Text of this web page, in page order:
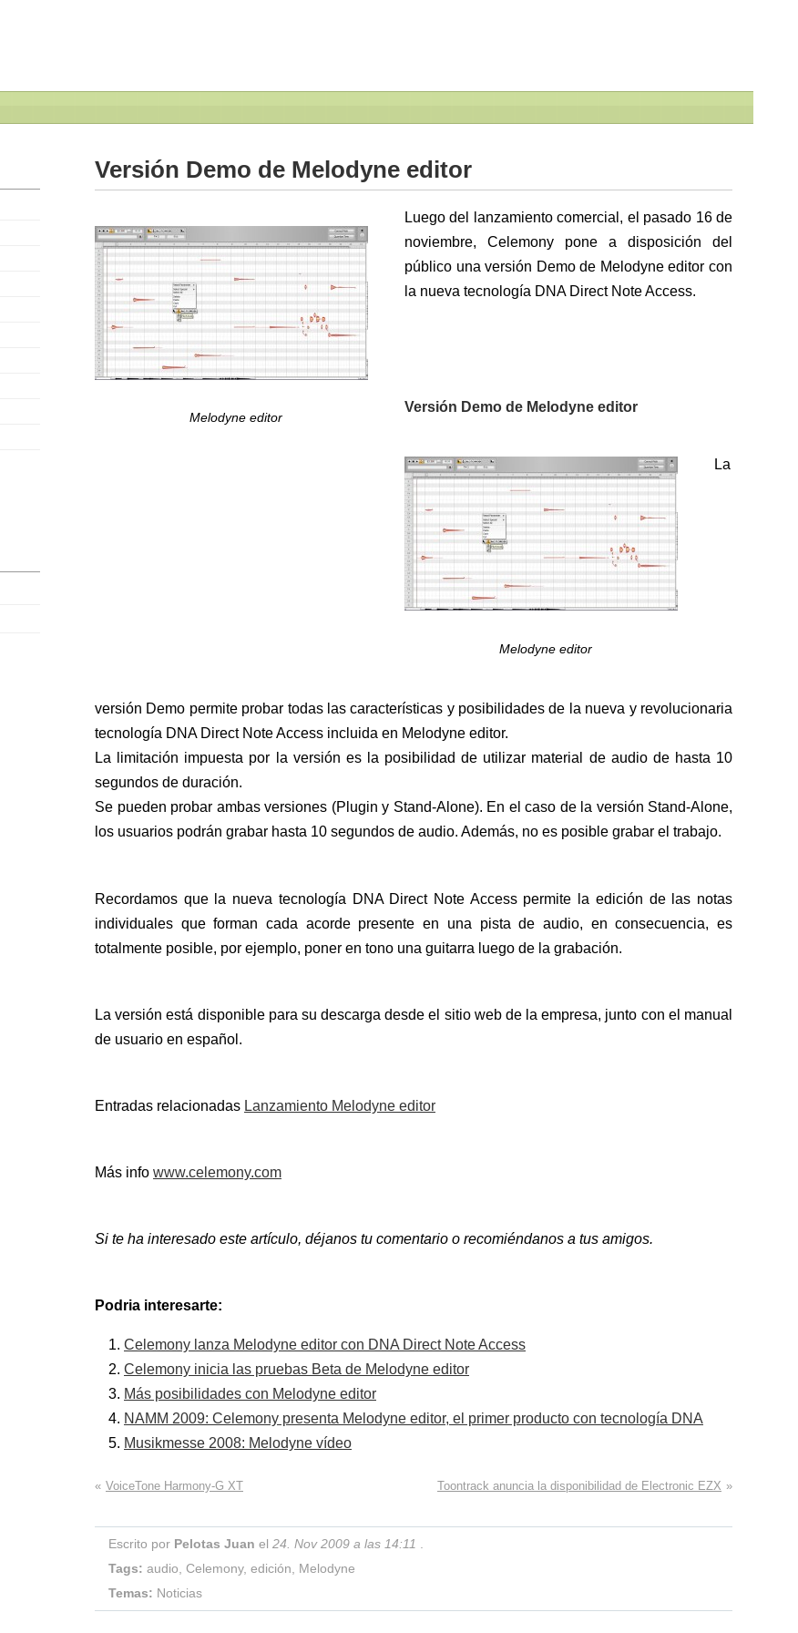
Versión Demo de Melodyne editor
Melodyne editor
Luego del lanzamiento comercial, el pasado 16 de
noviembre, Celemony pone a disposición del
público una versión Demo de Melodyne editor con
la nueva tecnología DNA Direct Note Access.
Versión Demo de Melodyne editor
Melodyne editor
La
versión Demo permite probar todas las características y posibilidades de la nueva y revolucionaria
tecnología DNA Direct Note Access incluida en Melodyne editor.
La limitación impuesta por la versión es la posibilidad de utilizar material de audio de hasta 10
segundos de duración.
Se pueden probar ambas versiones (Plugin y Stand-Alone). En el caso de la versión Stand-Alone,
los usuarios podrán grabar hasta 10 segundos de audio. Además, no es posible grabar el trabajo.
Recordamos que la nueva tecnología DNA Direct Note Access permite la edición de las notas
individuales que forman cada acorde presente en una pista de audio, en consecuencia, es
totalmente posible, por ejemplo, poner en tono una guitarra luego de la grabación.
La versión está disponible para su descarga desde el sitio web de la empresa, junto con el manual
de usuario en español.
Entradas relacionadas Lanzamiento Melodyne editor
Más info www.celemony.com
Si te ha interesado este artículo, déjanos tu comentario o recomiéndanos a tus amigos.
Podria interesarte:
Celemony lanza Melodyne editor con DNA Direct Note Access
Celemony inicia las pruebas Beta de Melodyne editor
Más posibilidades con Melodyne editor
NAMM 2009: Celemony presenta Melodyne editor, el primer producto con tecnología DNA
Musikmesse 2008: Melodyne vídeo
« VoiceTone Harmony-G XT Toontrack anuncia la disponibilidad de Electronic EZX »
Escrito por Pelotas Juan el 24. Nov 2009 a las 14:11 .
Tags: audio, Celemony, edición, Melodyne
Temas: Noticias